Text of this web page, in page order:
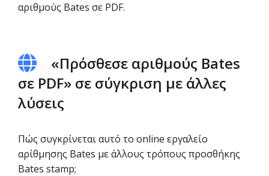
αριθμούς Bates σε PDF.
«Πρόσθεσε αριθμούς Bates
σε PDF» σε σύγκριση με άλλες
λύσεις
Πώς συγκρίνεται αυτό το online εργαλείο
αρίθμησης Bates με άλλους τρόπους προσθήκης
Bates stamp;